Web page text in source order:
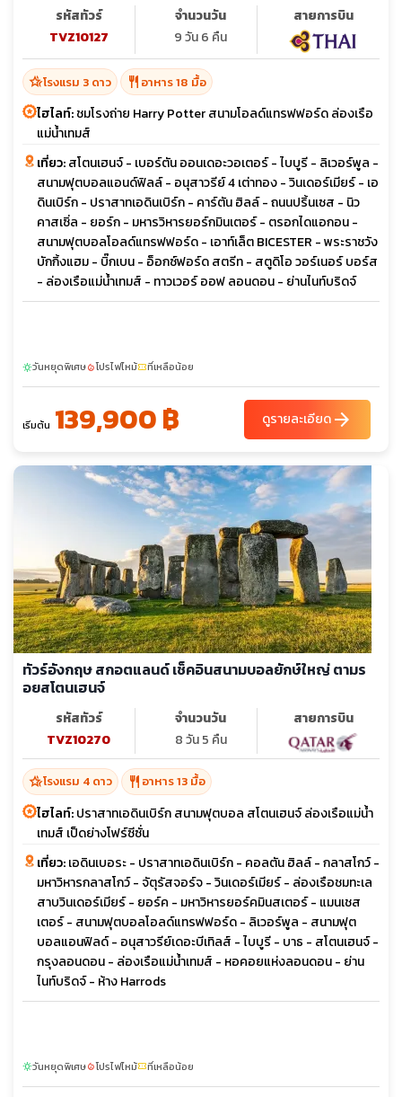
รหัสทัวร์
TVZ10127
จำนวนวัน
9 วัน 6 คืน
สายการบิน
hotel_classโรงแรม 3 ดาว restaurant อาหาร 18 มื้อ
ไฮไลท์:ชมโรงถ่าย Harry Potter สนามโอลด์แทรฟฟอร์ด ล่องเรือ
แม่น้ำเทมส์
เที่ยว:สโตนเฮนจ์ - เบอร์ตัน ออนเดอะวอเตอร์ - ไบบูรี - ลิเวอร์พูล -
สนามฟุตบอลแอนด์ฟิลล์ - อนุสาวรีย์ 4 เต่าทอง - วินเดอร์เมียร์ - เอ
ดินเบิร์ก - ปราสาทเอดินเบิร์ก - คาร์ตัน ฮิลล์ - ถนนปริ้นเซส - นิว
คาสเซิ่ล - ยอร์ก - มหารวิหารยอร์กมินเตอร์ - ตรอกไดแอกอน -
สนามฟุตบอลโอลด์แทรฟฟอร์ด - เอาท์เล็ต BICESTER - พระราชวัง
บักกิ้งแฮม - บิ๊กเบน - อ็อกซ์ฟอร์ด สตรีท - สตูดิโอ วอร์เนอร์ บอร์ส
- ล่องเรือแม่น้ำเทมส์ - ทาวเวอร์ ออฟ ลอนดอน - ย่านไนท์บริดจ์
sunnyวันหยุดพิเศษlocal_fire_departmentโปรไฟไหม้confirmation_numberที่เหลือน้อย
เริ่มต้น 139,900 ฿ ดูรายละเอียดarrow_forward
ทัวร์อังกฤษ สกอตแลนด์ เช็คอินสนามบอลยักษ์ใหญ่ ตามร
อยสโตนเฮนจ์
รหัสทัวร์
TVZ10270
จำนวนวัน
8 วัน 5 คืน
สายการบิน
hotel_classโรงแรม 4 ดาว restaurant อาหาร 13 มื้อ
ไฮไลท์:ปราสาทเอดินเบิร์ก สนามฟุตบอล สโตนเฮนจ์ ล่องเรือแม่น้ำ
เทมส์ เป็ดย่างโฟร์ซีซั่น
เที่ยว:เอดินเบอระ - ปราสาทเอดินเบิร์ก - คอลตัน ฮิลล์ - กลาสโกว์ -
มหาวิหารกลาสโกว์ - จัตุรัสจอร์จ - วินเดอร์เมียร์ - ล่องเรือชมทะเล
สาบวินเดอร์เมียร์ - ยอร์ค - มหาวิหารยอร์คมินสเตอร์ - แมนเชส
เตอร์ - สนามฟุตบอลโอลด์แทรฟฟอร์ด - ลิเวอร์พูล - สนามฟุต
บอลแอนฟิลด์ - อนุสาวรีย์เดอะบีเทิลส์ - ไบบูรี - บาธ - สโตนเฮนจ์ -
กรุงลอนดอน - ล่องเรือแม่น้ำเทมส์ - หอคอยแห่งลอนดอน - ย่าน
ไนท์บริดจ์ - ห้าง Harrods
sunnyวันหยุดพิเศษlocal_fire_departmentโปรไฟไหม้confirmation_numberที่เหลือน้อย